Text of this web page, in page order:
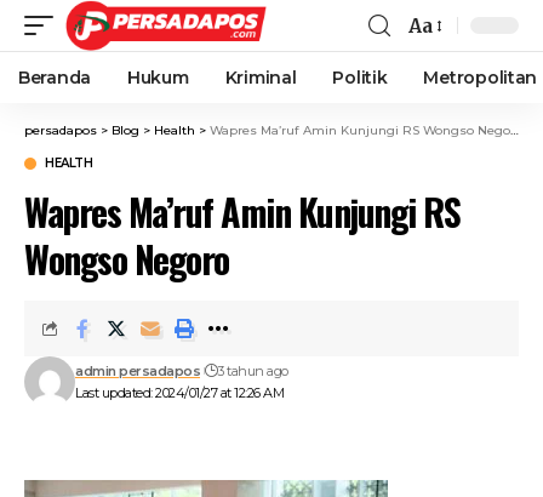
Aa
Beranda Hukum Kriminal Politik Metropolitan
persadapos > Blog > Health > Wapres Ma’ruf Amin Kunjungi RS Wongso Negoro
HEALTH
Wapres Ma’ruf Amin Kunjungi RS
Wongso Negoro
Last updated: 2024/01/27 at 12:26 AM
admin persadapos 3 tahun ago